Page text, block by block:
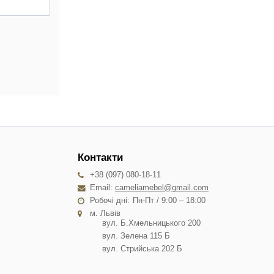
Контакти
+38 (097) 080-18-11
Email: cameliamebel@gmail.com
Робочі дні:
Пн-Пт / 9:00 – 18:00
м. Львів
вул. Б.Хмельницького 200
вул. Зелена 115 Б
вул. Стрийська 202 Б